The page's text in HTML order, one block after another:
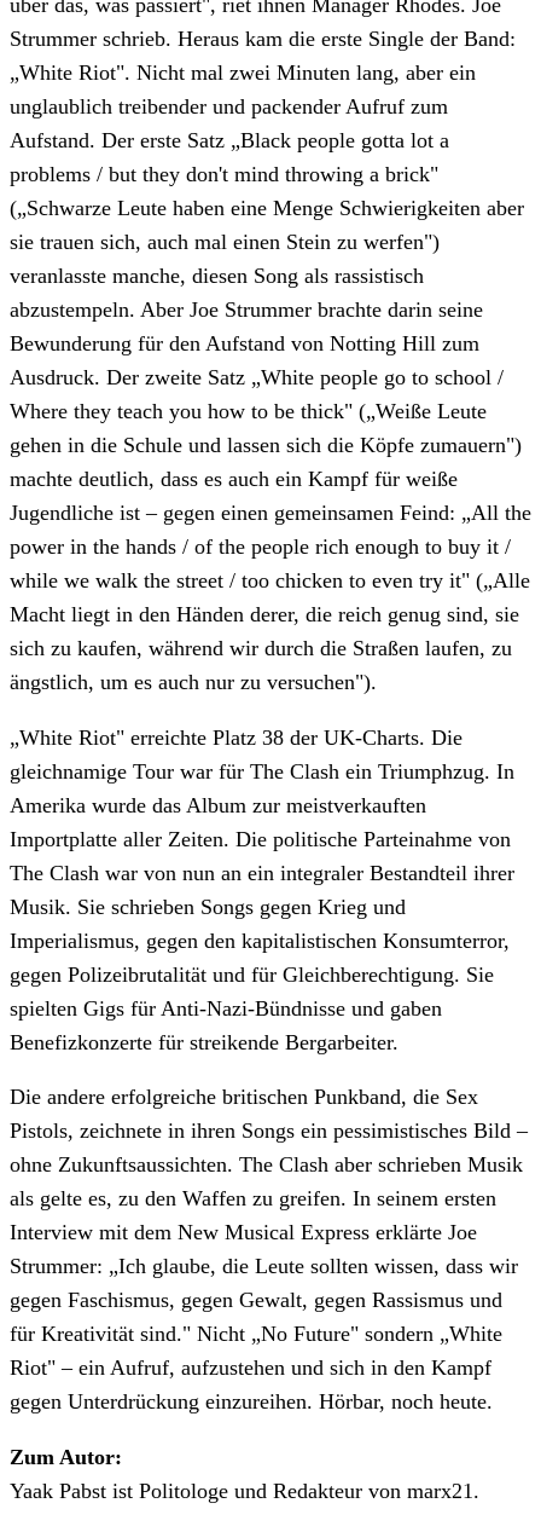
über das, was passiert", riet ihnen Manager Rhodes. Joe
Strummer schrieb. Heraus kam die erste Single der Band:
„White Riot". Nicht mal zwei Minuten lang, aber ein
unglaublich treibender und packender Aufruf zum
Aufstand. Der erste Satz „Black people gotta lot a
problems / but they don't mind throwing a brick"
(„Schwarze Leute haben eine Menge Schwierigkeiten aber
sie trauen sich, auch mal einen Stein zu werfen")
veranlasste manche, diesen Song als rassistisch
abzustempeln. Aber Joe Strummer brachte darin seine
Bewunderung für den Aufstand von Notting Hill zum
Ausdruck. Der zweite Satz „White people go to school /
Where they teach you how to be thick" („Weiße Leute
gehen in die Schule und lassen sich die Köpfe zumauern")
machte deutlich, dass es auch ein Kampf für weiße
Jugendliche ist – gegen einen gemeinsamen Feind: „All the
power in the hands / of the people rich enough to buy it /
while we walk the street / too chicken to even try it" („Alle
Macht liegt in den Händen derer, die reich genug sind, sie
sich zu kaufen, während wir durch die Straßen laufen, zu
ängstlich, um es auch nur zu versuchen").
„White Riot" erreichte Platz 38 der UK-Charts. Die
gleichnamige Tour war für The Clash ein Triumphzug. In
Amerika wurde das Album zur meistverkauften
Importplatte aller Zeiten. Die politische Parteinahme von
The Clash war von nun an ein integraler Bestandteil ihrer
Musik. Sie schrieben Songs gegen Krieg und
Imperialismus, gegen den kapitalistischen Konsumterror,
gegen Polizeibrutalität und für Gleichberechtigung. Sie
spielten Gigs für Anti-Nazi-Bündnisse und gaben
Benefizkonzerte für streikende Bergarbeiter.
Die andere erfolgreiche britischen Punkband, die Sex
Pistols, zeichnete in ihren Songs ein pessimistisches Bild –
ohne Zukunftsaussichten. The Clash aber schrieben Musik
als gelte es, zu den Waffen zu greifen. In seinem ersten
Interview mit dem New Musical Express erklärte Joe
Strummer: „Ich glaube, die Leute sollten wissen, dass wir
gegen Faschismus, gegen Gewalt, gegen Rassismus und
für Kreativität sind." Nicht „No Future" sondern „White
Riot" – ein Aufruf, aufzustehen und sich in den Kampf
gegen Unterdrückung einzureihen. Hörbar, noch heute.
Zum Autor:
Yaak Pabst ist Politologe und Redakteur von marx21.